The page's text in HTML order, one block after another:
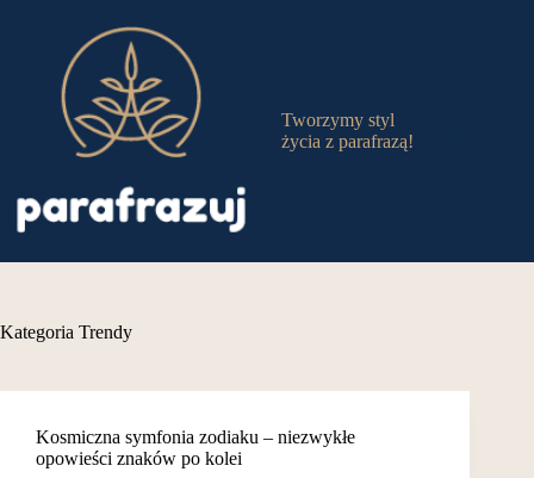
Tworzymy styl
życia z parafrazą!
Kategoria Trendy
Kosmiczna symfonia zodiaku – niezwykłe
opowieści znaków po kolei